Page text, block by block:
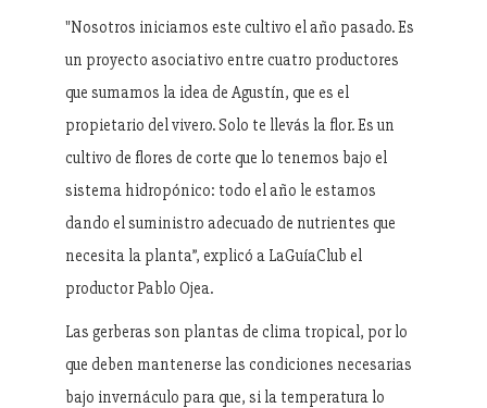
"Nosotros iniciamos este cultivo el año pasado. Es
un proyecto asociativo entre cuatro productores
que sumamos la idea de Agustín, que es el
propietario del vivero. Solo te llevás la flor. Es un
cultivo de flores de corte que lo tenemos bajo el
sistema hidropónico: todo el año le estamos
dando el suministro adecuado de nutrientes que
necesita la planta”, explicó a LaGuíaClub el
productor Pablo Ojea.
Las gerberas son plantas de clima tropical, por lo
que deben mantenerse las condiciones necesarias
bajo invernáculo para que, si la temperatura lo